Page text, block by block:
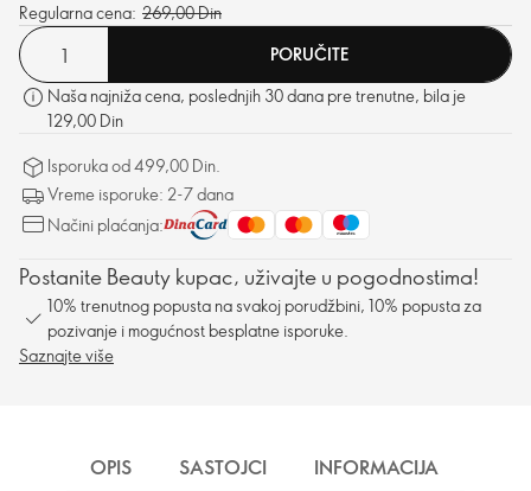
Regularna cena: 269,00 Din
PORUČITE
Naša najniža cena, poslednjih 30 dana pre trenutne, bila je
129,00 Din
Isporuka od 499,00 Din.
Vreme isporuke: 2-7 dana
Načini plaćanja:
Postanite Beauty kupac, uživajte u pogodnostima!
10% trenutnog popusta na svakoj porudžbini, 10% popusta za
pozivanje i mogućnost besplatne isporuke.
Saznajte više
OPIS SASTOJCI INFORMACIJA